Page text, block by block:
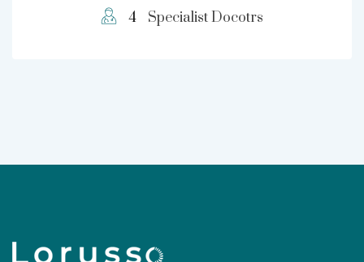
4 Specialist Docotrs